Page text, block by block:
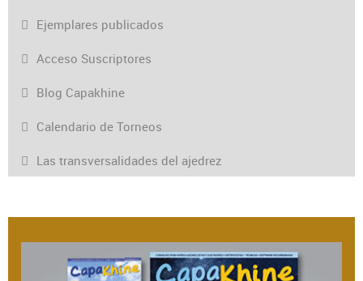
Ejemplares publicados
Acceso Suscriptores
Blog Capakhine
Calendario de Torneos
Las transversalidades del ajedrez